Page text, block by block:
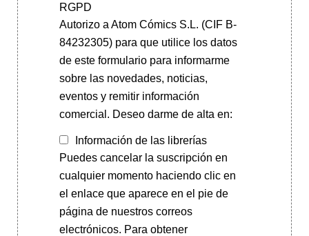
RGPD
Autorizo a Atom Cómics S.L. (CIF B-
84232305) para que utilice los datos
de este formulario para informarme
sobre las novedades, noticias,
eventos y remitir información
comercial. Deseo darme de alta en:
Información de las librerías
Puedes cancelar la suscripción en
cualquier momento haciendo clic en
el enlace que aparece en el pie de
página de nuestros correos
electrónicos. Para obtener